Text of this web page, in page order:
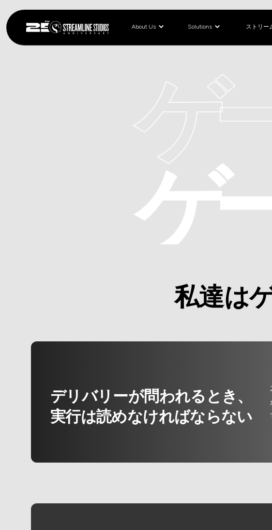
About Us Solutions ストリー
ゲ
ゲ
私達は
デリバリーが問われるとき、
実行は読めなければならない